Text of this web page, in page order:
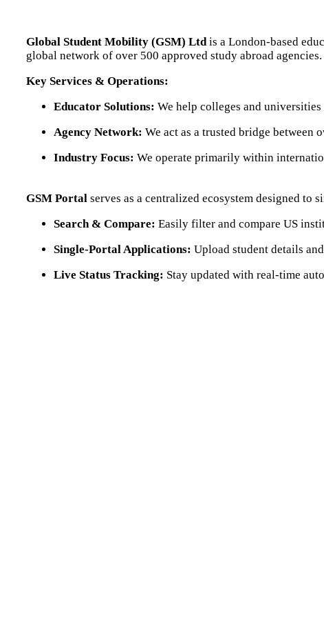
Global Student Mobility (GSM) Ltdis a London-based
global network of over 500 approved study abroad
Key Services & Operations:
Educator Solutions: We help colleges and
Agency Network: We act as a trusted bridge between
Industry Focus: We operate primarily within
GSM Portal serves as a centralized ecosystem designed
Search & Compare: Easily filter and compare US
Single-Portal Applications: Upload student details
Live Status Tracking: Stay updated with real-time